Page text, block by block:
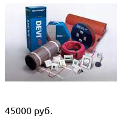
45000 руб.